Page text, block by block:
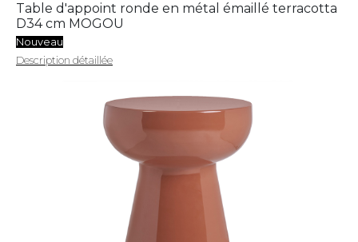
Table d'appoint ronde en métal émaillé terracotta
D34 cm MOGOU
Nouveau
Description détaillée